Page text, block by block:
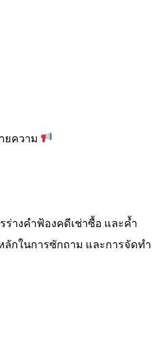
ยความ
ร่างคำฟ้องคดีเช่าซื้อ และค้ำ
กในการซักถาม และการจัดทำ